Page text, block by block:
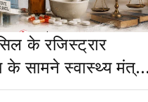
के रजिस्ट्रार
के सामने स्वास्थ्य मंत्री